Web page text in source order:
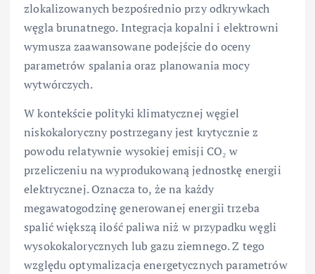
zlokalizowanych bezpośrednio przy odkrywkach
węgla brunatnego. Integracja kopalni i elektrowni
wymusza zaawansowane podejście do oceny
parametrów spalania oraz planowania mocy
wytwórczych.
W kontekście polityki klimatycznej węgiel
niskokaloryczny postrzegany jest krytycznie z
powodu relatywnie wysokiej emisji CO₂ w
przeliczeniu na wyprodukowaną jednostkę energii
elektrycznej. Oznacza to, że na każdy
megawatogodzinę generowanej energii trzeba
spalić większą ilość paliwa niż w przypadku węgli
wysokokalorycznych lub gazu ziemnego. Z tego
względu optymalizacja energetycznych parametrów